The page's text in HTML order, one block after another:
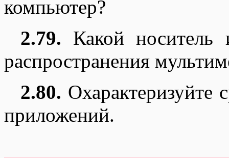
компьютер?
2.79. Какой носитель
распространения
2.80. Охарактеризуйте
приложений.